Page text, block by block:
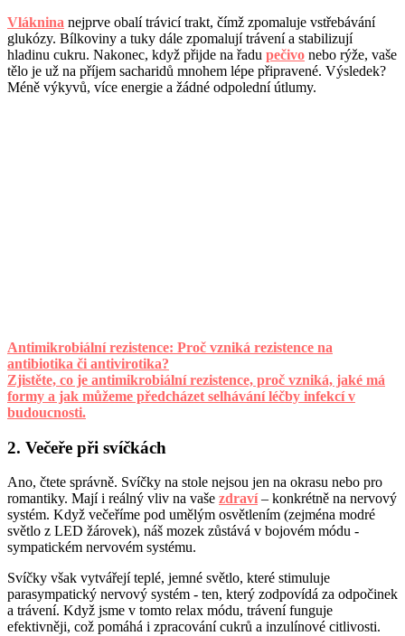
Vláknina nejprve obalí trávicí trakt, čímž zpomaluje vstřebávání
glukózy. Bílkoviny a tuky dále zpomalují trávení a stabilizují
hladinu cukru. Nakonec, když přijde na řadu pečivo nebo rýže, vaše
tělo je už na příjem sacharidů mnohem lépe připravené. Výsledek?
Méně výkyvů, více energie a žádné odpolední útlumy.
Antimikrobiální rezistence: Proč vzniká rezistence na
antibiotika či antivirotika?
Zjistěte, co je antimikrobiální rezistence, proč vzniká, jaké má
formy a jak můžeme předcházet selhávání léčby infekcí v
budoucnosti.
2. Večeře při svíčkách
Ano, čtete správně. Svíčky na stole nejsou jen na okrasu nebo pro
romantiky. Mají i reálný vliv na vaše zdraví– konkrétně na nervový
systém. Když večeříme pod umělým osvětlením (zejména modré
světlo z LED žárovek), náš mozek zůstává v bojovém módu -
sympatickém nervovém systému.
Svíčky však vytvářejí teplé, jemné světlo, které stimuluje
parasympatický nervový systém - ten, který zodpovídá za odpočinek
a trávení. Když jsme v tomto relax módu, trávení funguje
efektivněji, což pomáhá i zpracování cukrů a inzulínové citlivosti.